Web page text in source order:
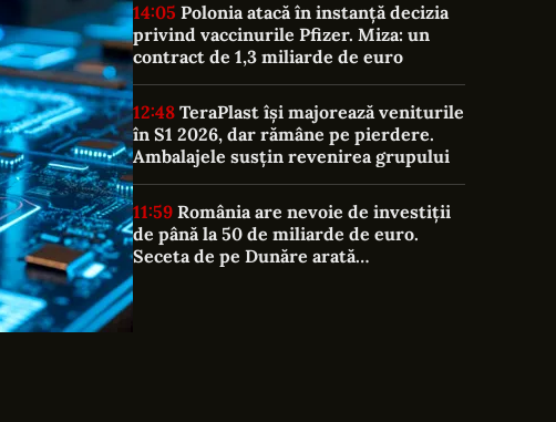
14:05
privind vaccinurile Pfizer. Miza: un
contract de 1,3 miliarde de euro
12:48
în S1 2026, dar rămâne pe pierdere.
Ambalajele susțin revenirea grupului
11:59
de până la 50 de miliarde de euro.
Seceta de pe Dunăre arată